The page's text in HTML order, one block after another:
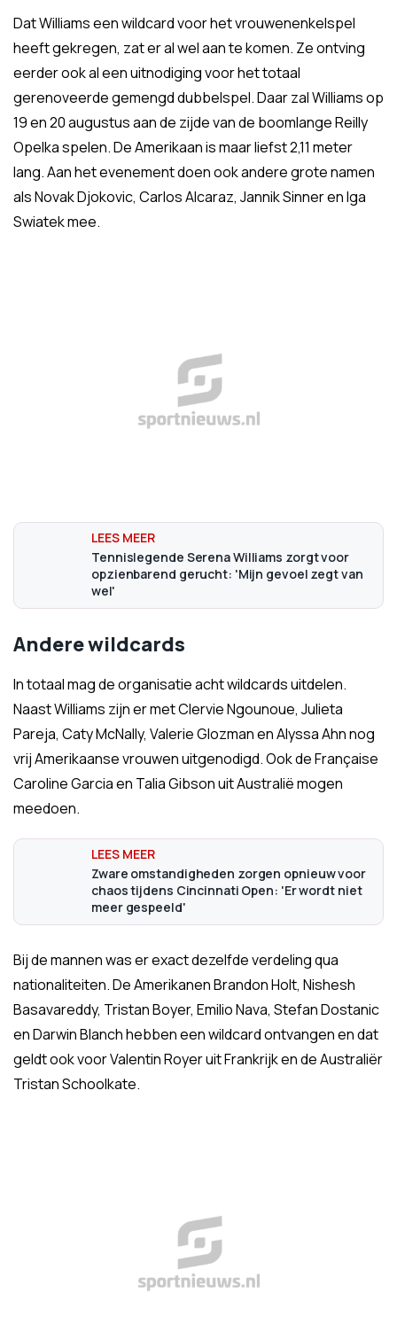
Dat Williams een wildcard voor het vrouwenenkelspel
heeft gekregen, zat er al wel aan te komen. Ze ontving
eerder ook al een uitnodiging voor het totaal
gerenoveerde gemengd dubbelspel. Daar zal Williams op
19 en 20 augustus aan de zijde van de boomlange Reilly
Opelka spelen. De Amerikaan is maar liefst 2,11 meter
lang. Aan het evenement doen ook andere grote namen
als Novak Djokovic, Carlos Alcaraz, Jannik Sinner en Iga
Swiatek mee.
Tennislegende Serena Williams zorgt voor
opzienbarend gerucht: 'Mijn gevoel zegt van
wel'
Andere wildcards
In totaal mag de organisatie acht wildcards uitdelen.
Naast Williams zijn er met Clervie Ngounoue, Julieta
Pareja, Caty McNally, Valerie Glozman en Alyssa Ahn nog
vrij Amerikaanse vrouwen uitgenodigd. Ook de Française
Caroline Garcia en Talia Gibson uit Australië mogen
meedoen.
Zware omstandigheden zorgen opnieuw voor
chaos tijdens Cincinnati Open: 'Er wordt niet
meer gespeeld'
Bij de mannen was er exact dezelfde verdeling qua
nationaliteiten. De Amerikanen Brandon Holt, Nishesh
Basavareddy, Tristan Boyer, Emilio Nava, Stefan Dostanic
en Darwin Blanch hebben een wildcard ontvangen en dat
geldt ook voor Valentin Royer uit Frankrijk en de Australiër
Tristan Schoolkate.